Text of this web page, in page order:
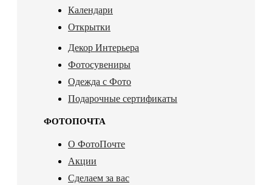
Календари
Открытки
Декор Интерьера
Фотосувениры
Одежда с Фото
Подарочные сертификаты
ФОТОПОЧТА
О ФотоПочте
Акции
Сделаем за вас